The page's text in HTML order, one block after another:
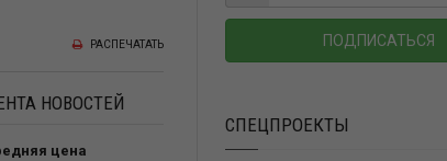
РАСПЕЧАТАТЬ
НОВОСТЕЙ
цена
СПЕЦПРОЕКТЫ